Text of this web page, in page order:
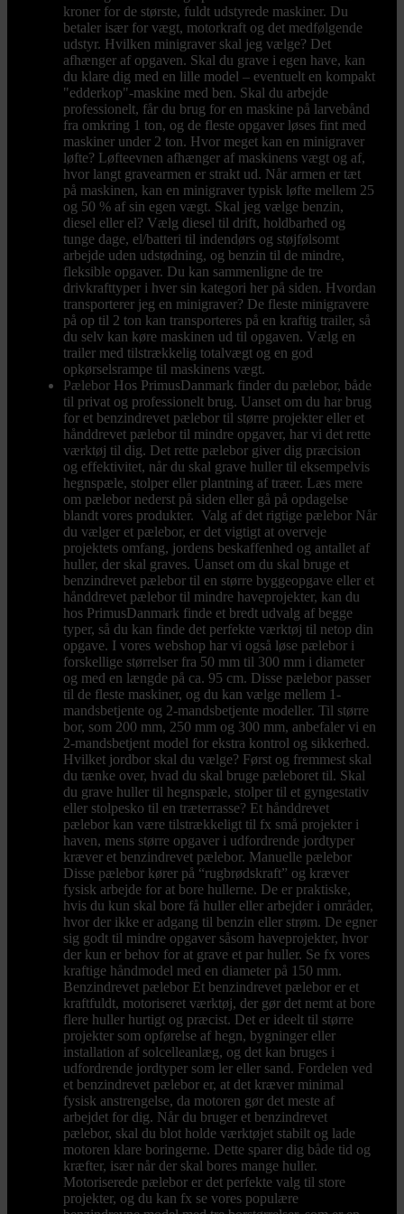
kroner for de største, fuldt udstyrede maskiner. Du
betaler især for vægt, motorkraft og det medfølgende
udstyr. Hvilken minigraver skal jeg vælge? Det
afhænger af opgaven. Skal du grave i egen have, kan
du klare dig med en lille model – eventuelt en kompakt
"edderkop"-maskine med ben. Skal du arbejde
professionelt, får du brug for en maskine på larvebånd
fra omkring 1 ton, og de fleste opgaver løses fint med
maskiner under 2 ton. Hvor meget kan en minigraver
løfte? Løfteevnen afhænger af maskinens vægt og af,
hvor langt gravearmen er strakt ud. Når armen er tæt
på maskinen, kan en minigraver typisk løfte mellem 25
og 50 % af sin egen vægt. Skal jeg vælge benzin,
diesel eller el? Vælg diesel til drift, holdbarhed og
tunge dage, el/batteri til indendørs og støjfølsomt
arbejde uden udstødning, og benzin til de mindre,
fleksible opgaver. Du kan sammenligne de tre
drivkrafttyper i hver sin kategori her på siden. Hvordan
transporterer jeg en minigraver? De fleste minigravere
på op til 2 ton kan transporteres på en kraftig trailer, så
du selv kan køre maskinen ud til opgaven. Vælg en
trailer med tilstrækkelig totalvægt og en god
opkørselsrampe til maskinens vægt.
Pælebor Hos PrimusDanmark finder du pælebor, både
til privat og professionelt brug. Uanset om du har brug
for et benzindrevet pælebor til større projekter eller et
hånddrevet pælebor til mindre opgaver, har vi det rette
værktøj til dig. Det rette pælebor giver dig præcision
og effektivitet, når du skal grave huller til eksempelvis
hegnspæle, stolper eller plantning af træer. Læs mere
om pælebor nederst på siden eller gå på opdagelse
blandt vores produkter. Valg af det rigtige pælebor Når
du vælger et pælebor, er det vigtigt at overveje
projektets omfang, jordens beskaffenhed og antallet af
huller, der skal graves. Uanset om du skal bruge et
benzindrevet pælebor til en større byggeopgave eller et
hånddrevet pælebor til mindre haveprojekter, kan du
hos PrimusDanmark finde et bredt udvalg af begge
typer, så du kan finde det perfekte værktøj til netop din
opgave. I vores webshop har vi også løse pælebor i
forskellige størrelser fra 50 mm til 300 mm i diameter
og med en længde på ca. 95 cm. Disse pælebor passer
til de fleste maskiner, og du kan vælge mellem 1-
mandsbetjente og 2-mandsbetjente modeller. Til større
bor, som 200 mm, 250 mm og 300 mm, anbefaler vi en
2-mandsbetjent model for ekstra kontrol og sikkerhed.
Hvilket jordbor skal du vælge? Først og fremmest skal
du tænke over, hvad du skal bruge pæleboret til. Skal
du grave huller til hegnspæle, stolper til et gyngestativ
eller stolpesko til en træterrasse? Et hånddrevet
pælebor kan være tilstrækkeligt til fx små projekter i
haven, mens større opgaver i udfordrende jordtyper
kræver et benzindrevet pælebor. Manuelle pælebor
Disse pælebor kører på “rugbrødskraft” og kræver
fysisk arbejde for at bore hullerne. De er praktiske,
hvis du kun skal bore få huller eller arbejder i områder,
hvor der ikke er adgang til benzin eller strøm. De egner
sig godt til mindre opgaver såsom haveprojekter, hvor
der kun er behov for at grave et par huller. Se fx vores
kraftige håndmodel med en diameter på 150 mm.
Benzindrevet pælebor Et benzindrevet pælebor er et
kraftfuldt, motoriseret værktøj, der gør det nemt at bore
flere huller hurtigt og præcist. Det er ideelt til større
projekter som opførelse af hegn, bygninger eller
installation af solcelleanlæg, og det kan bruges i
udfordrende jordtyper som ler eller sand. Fordelen ved
et benzindrevet pælebor er, at det kræver minimal
fysisk anstrengelse, da motoren gør det meste af
arbejdet for dig. Når du bruger et benzindrevet
pælebor, skal du blot holde værktøjet stabilt og lade
motoren klare boringerne. Dette sparer dig både tid og
kræfter, især når der skal bores mange huller.
Motoriserede pælebor er det perfekte valg til store
projekter, og du kan fx se vores populære